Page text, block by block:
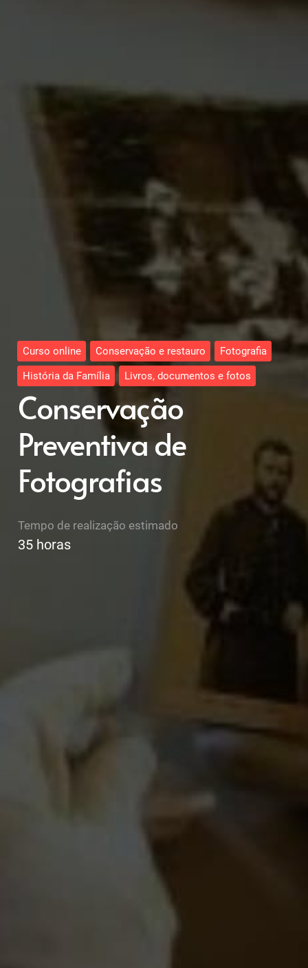
Curso online Conservação e restauro
Fotografia
História da Família
Livros, documentos e fotos
Conservação
Preventiva de
Fotografias
Tempo de realização estimado
35 horas